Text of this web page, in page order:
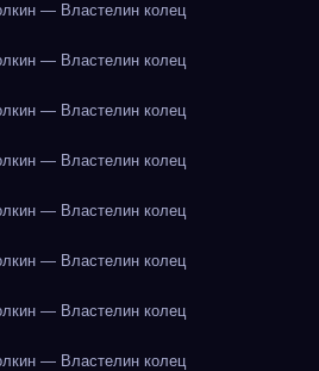
— Властелин колец
— Властелин колец
— Властелин колец
— Властелин колец
— Властелин колец
— Властелин колец
— Властелин колец
— Властелин колец